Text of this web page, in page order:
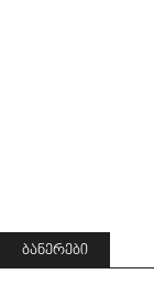
ᲑᲐᲜᲔᲠᲔᲑᲘ